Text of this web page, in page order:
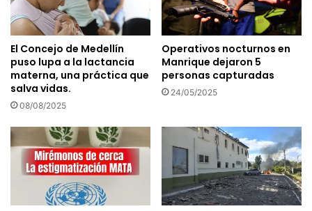
El Concejo de Medellín
puso lupa a la lactancia
materna, una práctica que
salva vidas.
08/08/2025
Operativos nocturnos en
Manrique dejaron 5
personas capturadas
24/05/2025